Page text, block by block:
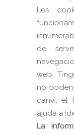
Les
de
web.
no
canvi, el
ajuda a
La